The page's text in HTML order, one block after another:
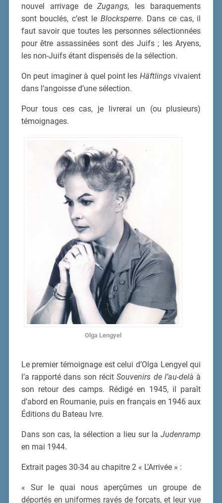
nouvel arrivage deZugangs, les baraquements
sont bouclés, c’est le Blocksperre. Dans ce cas, il
faut savoir que toutes les personnes sélectionnées
pour être assassinées sont des Juifs ; les Aryens,
les non-Juifs étant dispensés de la sélection.
On peut imaginer à quel point les Häftlingsvivaient
dans l’angoisse d’une sélection.
Pour tous ces cas, je livrerai un (ou plusieurs)
témoignages.
Olga Lengyel
Le premier témoignage est celui d’Olga Lengyel qui
l’a rapporté dans son récitSouvenirs de l’au-delà à
son retour des camps. Rédigé en 1945, il paraît
d’abord en Roumanie, puis en français en 1946 aux
Éditions du Bateau Ivre.
Dans son cas, la sélection a lieu sur laJudenramp
en mai 1944.
Extrait pages 30-34 au chapitre 2 « L’Arrivée » :
« Sur le quai nous aperçûmes un groupe de
déportés en uniformes rayés de forçats, et leur vue